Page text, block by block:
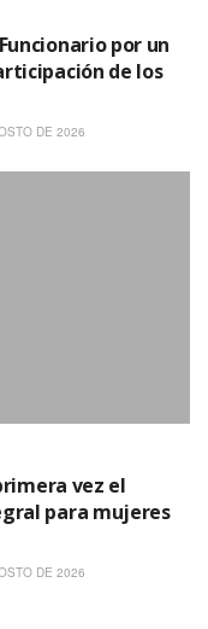
por un
de los
DE 2026
vez el
para mujeres
DE 2026